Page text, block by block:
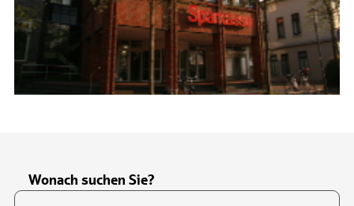
Wonach suchen Sie?
Suchfeld